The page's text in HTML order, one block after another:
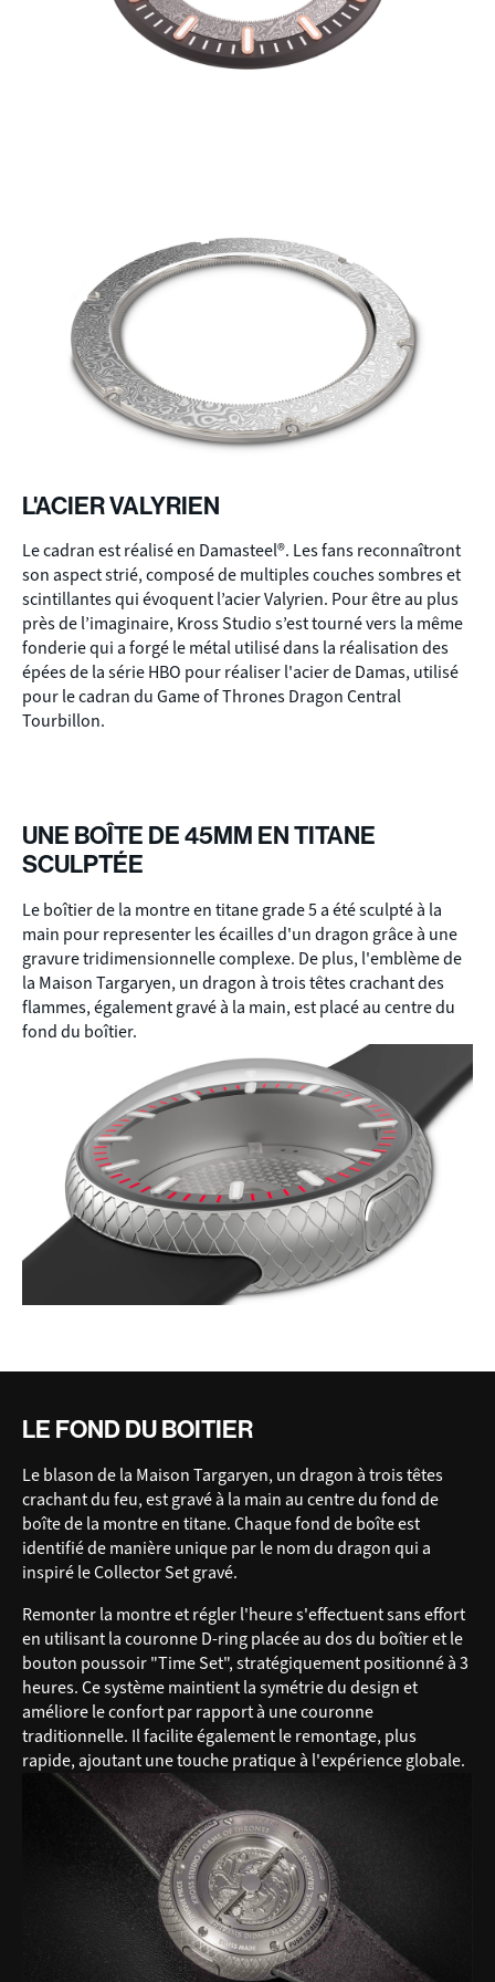
L'ACIER VALYRIEN
Le cadran est réalisé en Damasteel®. Les fans reconnaîtront
son aspect strié, composé de multiples couches sombres et
scintillantes qui évoquent l’acier Valyrien. Pour être au plus
près de l’imaginaire, Kross Studio s’est tourné vers la même
fonderie qui a forgé le métal utilisé dans la réalisation des
épées de la série HBO pour réaliser l'acier de Damas, utilisé
pour le cadran du Game of Thrones Dragon Central
Tourbillon.
UNE BOÎTE DE 45MM EN TITANE
SCULPTÉE
Le boîtier de la montre en titane grade 5 a été sculpté à la
main pour representer les écailles d'un dragon grâce à une
gravure tridimensionnelle complexe. De plus, l'emblème de
la Maison Targaryen, un dragon à trois têtes crachant des
flammes, également gravé à la main, est placé au centre du
fond du boîtier.
LE FOND DU BOITIER
Le blason de la Maison Targaryen, un dragon à trois têtes
crachant du feu, est gravé à la main au centre du fond de
boîte de la montre en titane. Chaque fond de boîte est
identifié de manière unique par le nom du dragon qui a
inspiré le Collector Set gravé.
Remonter la montre et régler l'heure s'effectuent sans effort
en utilisant la couronne D-ring placée au dos du boîtier et le
bouton poussoir "Time Set", stratégiquement positionné à 3
heures. Ce système maintient la symétrie du design et
améliore le confort par rapport à une couronne
traditionnelle. Il facilite également le remontage, plus
rapide, ajoutant une touche pratique à l'expérience globale.